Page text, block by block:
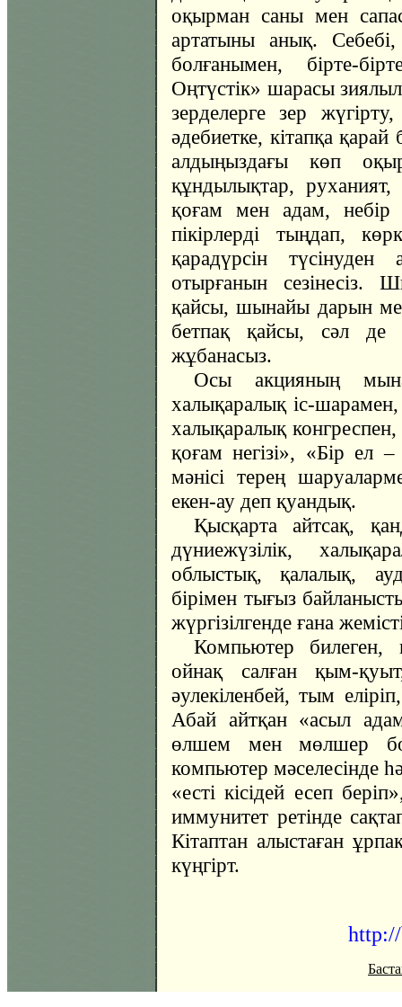
оқырман саны мен
артатыны анық.
болғанымен, бірте-
Оңтүстік» шарасы
зерделерге зер
әдебиетке, кітапқа
алдыңыздағы көп
құндылықтар, руханият,
қоғам мен адам, небір
пікірлерді тыңдап,
қарадүрсін
отырғанын сезінесіз.
қайсы, шынайы дарын
бетпақ қайсы, сәл де
жұбанасыз.
Осы акцияның
халықаралық іс-
халықаралық конгреспен,
қоғам негізі», «Бір ел
мәнісі терең
екен-ау деп қуандық.
Қысқарта айтсақ,
дүниежүзілік,
облыстық, қалалық,
бірімен тығыз
жүргізілгенде ғана
Компьютер билеген,
ойнақ салған қым-
әулекіленбей, тым
Абай айтқан «асыл
өлшем мен мөлшер
компьютер мәселесінде
«есті кісідей есеп
иммунитет ретінде
Кітаптан алыстаған
күңгірт.